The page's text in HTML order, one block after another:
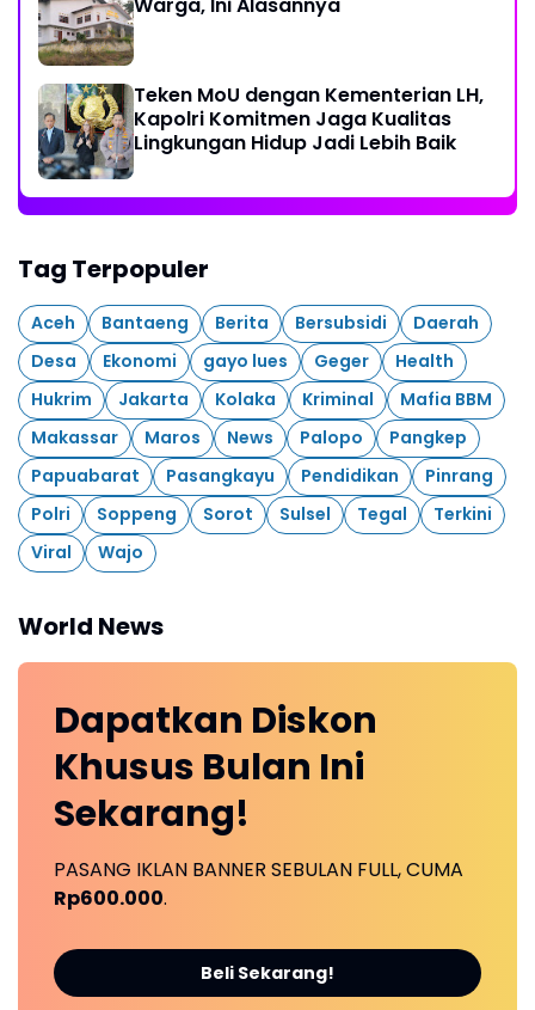
Teken MoU dengan Kementerian LH,
Kapolri Komitmen Jaga Kualitas
Lingkungan Hidup Jadi Lebih Baik
Tag Terpopuler
Aceh Bantaeng Berita Bersubsidi
Daerah
Desa
Ekonomi gayo lues Geger
Health
Hukrim
Jakarta Kolaka Kriminal
Mafia BBM
Makassar
Maros News Palopo
Pangkep
Papuabarat
Pasangkayu Pendidikan
Pinrang
Polri
Soppeng Sorot Sulsel Tegal
Terkini
Viral
Wajo
World News
Dapatkan Diskon
Khusus Bulan Ini
Sekarang!
PASANG IKLAN BANNER SEBULAN FULL, CUMA
Rp600.000.
Beli Sekarang!